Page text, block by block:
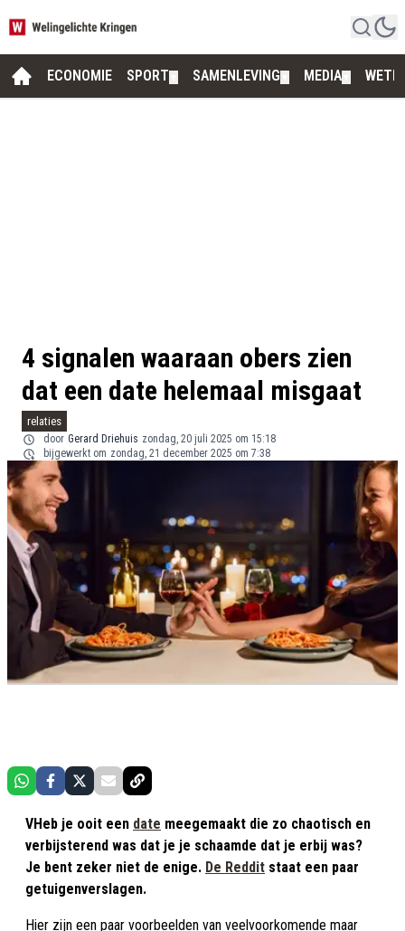
ECONOMIE SPORT SAMENLEVING MEDIA
4 signalen waaraan obers zien
dat een date helemaal misgaat
relaties
door Gerard Driehuis zondag, 20 juli 2025 om 15:18
bijgewerkt om zondag, 21 december 2025 om 7:38
VHeb je ooit een date meegemaakt die zo chaotisch en
verbijsterend was dat je je schaamde dat je erbij was?
Je bent zeker niet de enige. De Reddit staat een paar
getuigenverslagen.
Hier zijn een paar voorbeelden van veelvoorkomende maar